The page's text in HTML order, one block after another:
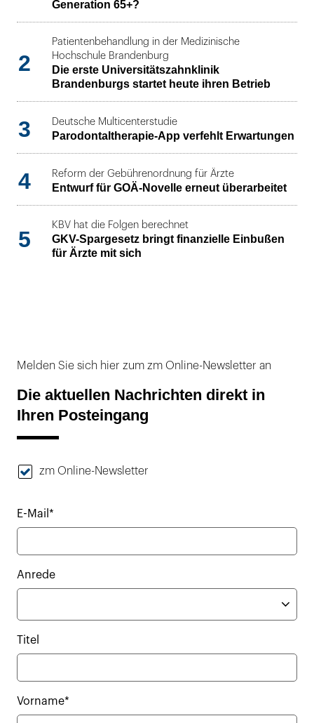
Generation 65+?
2
Patientenbehandlung in der Medizinische
Hochschule Brandenburg
Die erste Universitätszahnklinik
Brandenburgs startet heute ihren Betrieb
3 Deutsche Multicenterstudie
Parodontaltherapie-App verfehlt Erwartungen
4 Reform der Gebührenordnung für Ärzte
Entwurf für GOÄ-Novelle erneut überarbeitet
5
KBV hat die Folgen berechnet
GKV-Spargesetz bringt finanzielle Einbußen
für Ärzte mit sich
Melden Sie sich hier zum zm Online-Newsletter an
Die aktuellen Nachrichten direkt in
Ihren Posteingang
zm Online-Newsletter
E-Mail*
Anrede
Titel
Vorname*